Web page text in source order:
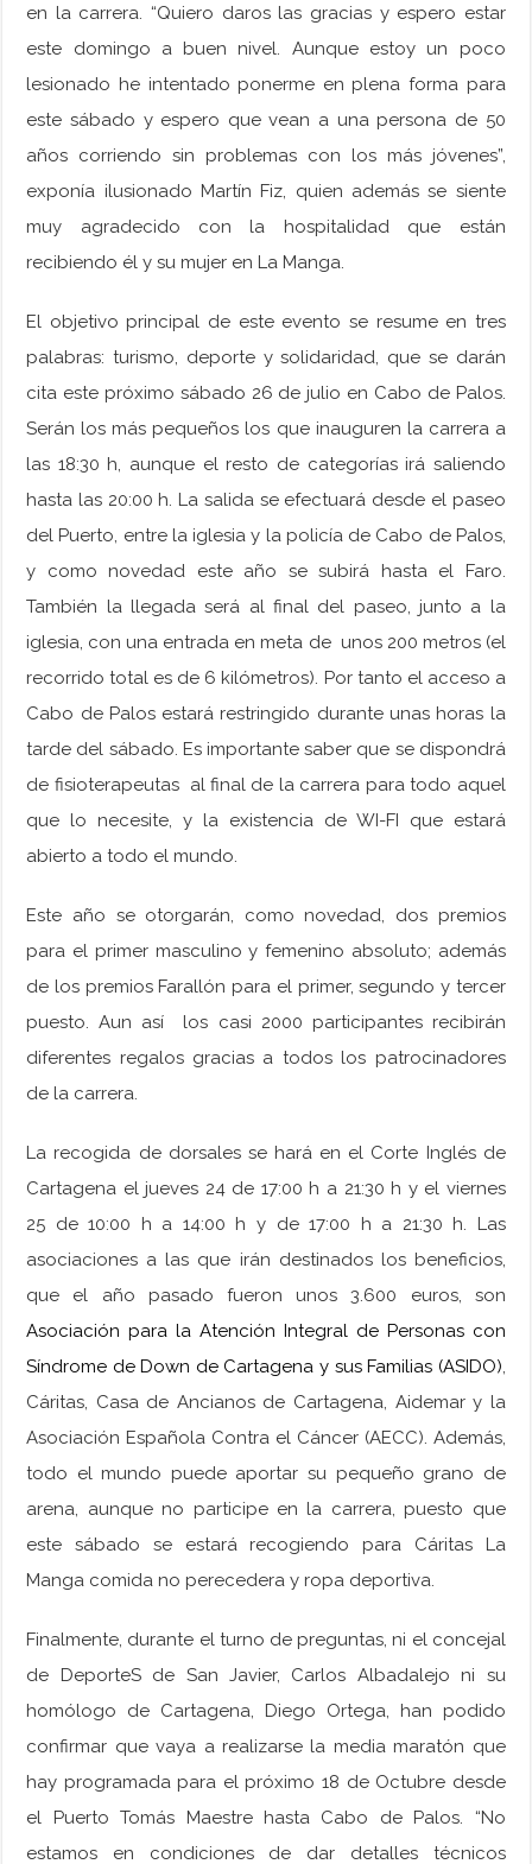
en la carrera. “Quiero daros las gracias y espero estar
este domingo a buen nivel. Aunque estoy un poco
lesionado he intentado ponerme en plena forma para
este sábado y espero que vean a una persona de 50
años corriendo sin problemas con los más jóvenes”,
exponía ilusionado Martín Fiz, quien además se siente
muy agradecido con la hospitalidad que están
recibiendo él y su mujer en La Manga.
El objetivo principal de este evento se resume en tres
palabras: turismo, deporte y solidaridad, que se darán
cita este próximo sábado 26 de julio en Cabo de Palos.
Serán los más pequeños los que inauguren la carrera a
las 18:30 h, aunque el resto de categorías irá saliendo
hasta las 20:00 h. La salida se efectuará desde el paseo
del Puerto, entre la iglesia y la policía de Cabo de Palos,
y como novedad este año se subirá hasta el Faro.
También la llegada será al final del paseo, junto a la
iglesia, con una entrada en meta de unos 200 metros (el
recorrido total es de 6 kilómetros). Por tanto el acceso a
Cabo de Palos estará restringido durante unas horas la
tarde del sábado. Es importante saber que se dispondrá
de fisioterapeutas al final de la carrera para todo aquel
que lo necesite, y la existencia de WI-FI que estará
abierto a todo el mundo.
Este año se otorgarán, como novedad, dos premios
para el primer masculino y femenino absoluto; además
de los premios Farallón para el primer, segundo y tercer
puesto. Aun así los casi 2000 participantes recibirán
diferentes regalos gracias a todos los patrocinadores
de la carrera.
La recogida de dorsales se hará en el Corte Inglés de
Cartagena el jueves 24 de 17:00 h a 21:30 h y el viernes
25 de 10:00 h a 14:00 h y de 17:00 h a 21:30 h. Las
asociaciones a las que irán destinados los beneficios,
que el año pasado fueron unos 3.600 euros, son
Asociación para la Atención Integral de Personas con
Síndrome de Down de Cartagena y sus Familias (ASIDO),
Cáritas, Casa de Ancianos de Cartagena, Aidemar y la
Asociación Española Contra el Cáncer (AECC). Además,
todo el mundo puede aportar su pequeño grano de
arena, aunque no participe en la carrera, puesto que
este sábado se estará recogiendo para Cáritas La
Manga comida no perecedera y ropa deportiva.
Finalmente, durante el turno de preguntas, ni el concejal
de DeporteS de San Javier, Carlos Albadalejo ni su
homólogo de Cartagena, Diego Ortega, han podido
confirmar que vaya a realizarse la media maratón que
hay programada para el próximo 18 de Octubre desde
el Puerto Tomás Maestre hasta Cabo de Palos. “No
estamos en condiciones de dar detalles técnicos